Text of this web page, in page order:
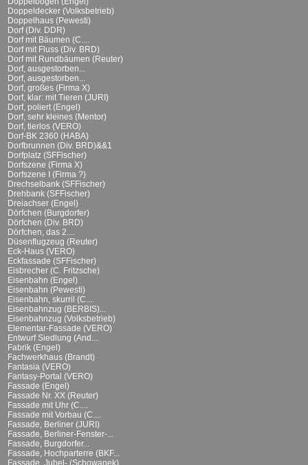
Doppeldecker (Volksbetrieb)
Doppelhaus (Pewesti)
Dorf (Div. DDR)
Dorf mit Bäumen (C....
Dorf mit Fluss (Div. BRD)
Dorf mit Rundbäumen (Reuter)
Dorf, ausgestorben...
Dorf, ausgestorben...
Dorf, großes (Firma X)
Dorf, klar: mit Tieren (JURI)
Dorf, poliert (Engel)
Dorf, sehr kleines (Mentor)
Dorf, tierlos (VERO)
Dorf-BK 2360 (HABA)
Dorfbrunnen (Div. BRD)&&1
Dorfplatz (SFFischer)
Dorfszene (Firma X)
Dorfszene I (Firma ?)
Drechselbank (SFFischer)
Drehbank (SFFischer)
Dreiachser (Engel)
Dörfchen (Burgdorfer)
Dörfchen (Div. BRD)
Dörfchen, das 2....
Düsenflugzeug (Reuter)
Eck-Haus (VERO)
Eckfassade (SFFischer)
Eisbrecher (C. Fritzsche)
Eisenbahn (Engel)
Eisenbahn (Pewesti)
Eisenbahn, skurril (C....
Eisenbahnzug (BERBIS)...
Eisenbahnzug (Volksbetrieb)
Elementar-Fassade (VERO)
Entwurf Siedlung (And....
Fabrik (Engel)
Fachwerkhaus (Brandt)
Fantasia (VERO)
Fantasy-Portal (VERO)
Fassade (Engel)
Fassade Nr. XX (Reuter)
Fassade mit Uhr (C....
Fassade mit Vorbau (C....
Fassade, Berliner (JURI)
Fassade, Berliner-Fenster-...
Fassade, Burgdorfer...
Fassade, Hochparterre (BKF...
Fassade, Jubel- (Schowanek)